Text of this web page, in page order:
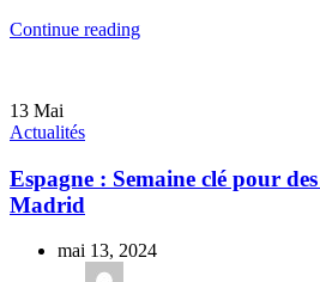
Continue reading
13 Mai
Actualités
Espagne : Semaine clé pour
Madrid
mai 13, 2024